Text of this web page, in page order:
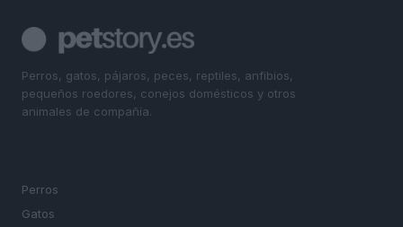
Perros, gatos, pájaros, peces, reptiles, anfibios,
pequeños roedores, conejos domésticos y otros
animales de compañía.
Perros
Gatos